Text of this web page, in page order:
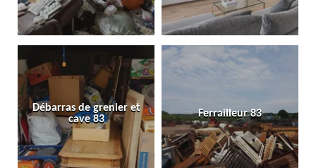
Débarras de grenier et
cave 83
Ferrailleur 83